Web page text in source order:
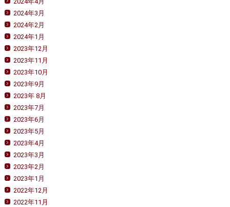
2024年3月
2024年2月
2024年1月
2023年12月
2023年11月
2023年10月
2023年9月
2023年 8月
2023年7月
2023年6月
2023年5月
2023年4月
2023年3月
2023年2月
2023年1月
2022年12月
2022年11月